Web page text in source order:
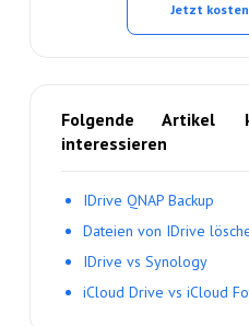
Jetzt
Folgende Artikel
interessieren
IDrive QNAP Backup
Dateien von IDrive
IDrive vs Synology
iCloud Drive vs iCloud